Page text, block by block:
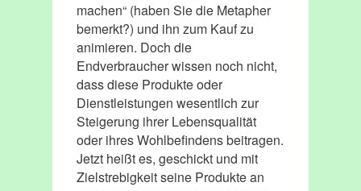
machen“ (haben Sie die Metapher
bemerkt?) und ihn zum Kauf zu
animieren. Doch die
Endverbraucher wissen noch nicht,
dass diese Produkte oder
Dienstleistungen wesentlich zur
Steigerung ihrer Lebensqualität
oder ihres Wohlbefindens beitragen.
Jetzt heißt es, geschickt und mit
Zielstrebigkeit seine Produkte an